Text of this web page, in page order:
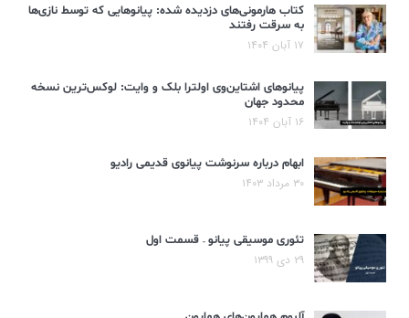
کتاب هارمونی‌های دزدیده شده: پیانوهایی که توسط نازی‌ها
به سرقت رفتند
۱۷ آبان ۱۴۰۴
پیانوهای اشتاین‌وی اولترا بلک و وایت: لوکس‌ترین نسخه
محدود جهان
۱۶ آبان ۱۴۰۴
ابهام درباره سرنوشت پیانوی قدیمی رادیو
۳۰ مرداد ۱۴۰۳
تئوری موسیقی پیانو – قسمت اول
۲۹ دی ۱۳۹۹